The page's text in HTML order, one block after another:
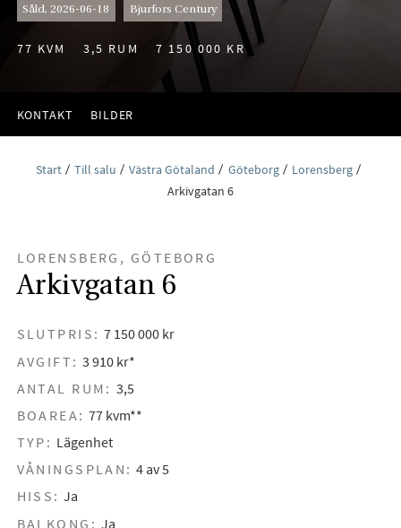
Såld, 2026-06-18 Bjurfors Century
77 KVM 3,5 RUM 7 150 000 KR
KONTAKT BILDER
Start Till salu Västra Götaland Göteborg
Lorensberg
Arkivgatan 6
LORENSBERG, GÖTEBORG
Arkivgatan 6
SLUTPRIS: 7 150 000 kr
AVGIFT: 3 910 kr*
ANTAL RUM: 3,5
BOAREA: 77 kvm**
TYP: Lägenhet
VÅNINGSPLAN: 4 av 5
HISS: Ja
BALKONG: Ja